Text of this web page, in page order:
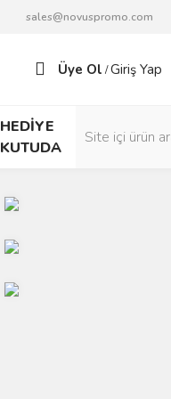
sales@novuspromo.com
Üye Ol /Giriş Yap
HEDİYE
KUTUDA